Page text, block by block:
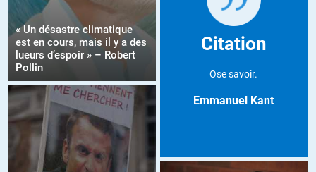
« Un désastre climatique
est en cours, mais il y a des
lueurs d’espoir » – Robert
Pollin
Citation
Ose savoir.
Emmanuel Kant